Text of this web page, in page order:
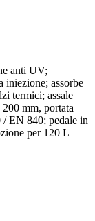
anti UV;
iniezione; assorbe
termici; assale
mm, portata
EN 840; pedale in
per 120 L